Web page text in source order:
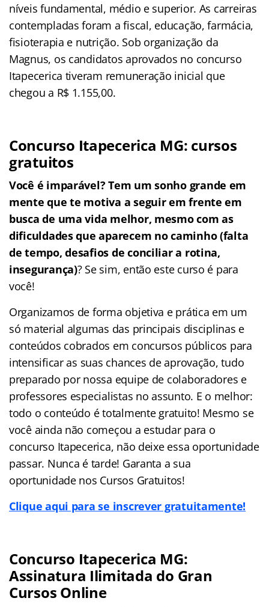
níveis fundamental, médio e superior. As carreiras
contempladas foram a fiscal, educação, farmácia,
fisioterapia e nutrição. Sob organização da
Magnus, os candidatos aprovados no concurso
Itapecerica tiveram remuneração inicial que
chegou a R$ 1.155,00.
Concurso Itapecerica MG: cursos
gratuitos
Você é imparável? Tem um sonho grande em
mente que te motiva a seguir em frente em
busca de uma vida melhor, mesmo com as
dificuldades que aparecem no caminho (falta
de tempo, desafios de conciliar a rotina,
insegurança)? Se sim, então este curso é para
você!
Organizamos de forma objetiva e prática em um
só material algumas das principais disciplinas e
conteúdos cobrados em concursos públicos para
intensificar as suas chances de aprovação, tudo
preparado por nossa equipe de colaboradores e
professores especialistas no assunto. E o melhor:
todo o conteúdo é totalmente gratuito! Mesmo se
você ainda não começou a estudar para o
concurso Itapecerica, não deixe essa oportunidade
passar. Nunca é tarde! Garanta a sua
oportunidade nos Cursos Gratuitos!
Clique aqui para se inscrever gratuitamente!
Concurso Itapecerica MG:
Assinatura Ilimitada do Gran
Cursos Online